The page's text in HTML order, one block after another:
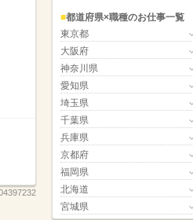
都道府県×職種のお仕事一覧
東京都
大阪府
神奈川県
愛知県
埼玉県
千葉県
兵庫県
京都府
福岡県
北海道
宮城県